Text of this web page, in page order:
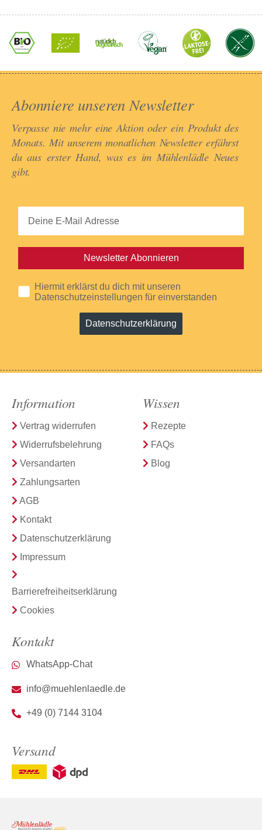
Abonniere unseren Newsletter​
Verpasse nie mehr eine Aktion oder ein Produkt des
Monats. Mit unserem monatlichen Newsletter erfährst
du aus erster Hand, was es im Mühlenlädle Neues
gibt.​
Newsletter Abonnieren
Hiermit erklärst du dich mit unseren
Datenschutzeinstellungen für einverstanden
Datenschutzerklärung
Information
Vertrag widerrufen
Widerrufsbelehrung
Versandarten
Zahlungsarten
AGB
Kontakt
Datenschutzerklärung
Impressum
Barrierefreiheitserklärung
Cookies
Wissen
Rezepte
FAQs
Blog
Kontakt
WhatsApp-Chat
info@muehlenlaedle.de
+49 (0) 7144 3104
Versand